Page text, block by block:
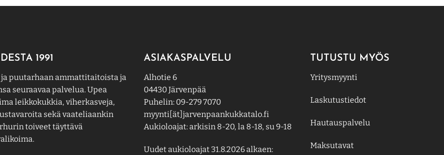
valinnat
sivulla.
1991
puutarhaan ammattitaitoista ja
seuraavaa palvelua. Upea
leikkokukkia, viherkasveja,
sekä vaateliaankin
toiveet täyttävä
ASIAKASPALVELU
Alhotie 6
04430 Järvenpää
Puhelin: 09-279 7070
myynti[ät]jarvenpaankukkatalo.fi
Aukioloajat: arkisin 8-20, la 8-18, su 9-18
Uudet aukioloajat 31.8.2026 alkaen:
TUTUSTU MYÖS
Yritysmyynti
Laskutustiedot
Hautauspalvelu
Maksutavat